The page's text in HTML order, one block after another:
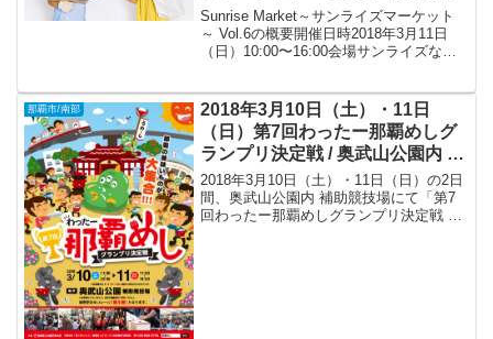
市・サンライズなは商店街
Sunrise Market～サンライズマーケット
～ Vol.6の概要開催日時2018年3月11日
（日）10:00〜16:00会場サンライズなは
行委員会共催...
那覇市/南部
2018年3月10日（土）・11日
（日）第7回わったー那覇めしグ
ランプリ決定戦 / 奥武山公園内 補
助競技場
2018年3月10日（土）・11日（日）の2日
間、奥武山公園内 補助競技場にて「第7
回わったー那覇めしグランプリ決定戦 」